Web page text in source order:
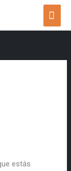
estás